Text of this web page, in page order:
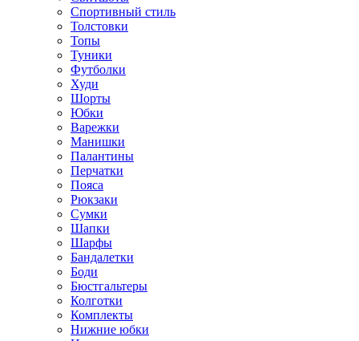
Спортивный стиль
Толстовки
Топы
Туники
Футболки
Худи
Шорты
Юбки
Варежки
Манишки
Палантины
Перчатки
Пояса
Рюкзаки
Сумки
Шапки
Шарфы
Бандалетки
Боди
Бюстгальтеры
Колготки
Комплекты
Нижние юбки